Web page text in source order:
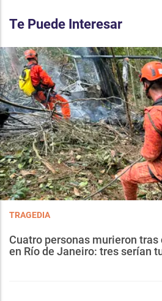
Te Puede Interesar
TRAGEDIA
Cuatro personas murieron
en Río de Janeiro: tres serían